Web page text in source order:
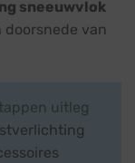
sneeuwvlok
doorsnede van
uitleg